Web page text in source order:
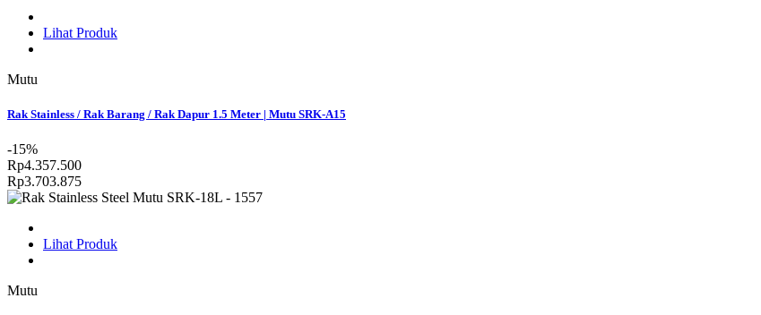
Lihat Produk
Mutu
Rak Stainless / Rak Barang / Rak Dapur 1.5 Meter | Mutu SRK-A15
-15%
Rp4.357.500
Rp3.703.875
Lihat Produk
Mutu